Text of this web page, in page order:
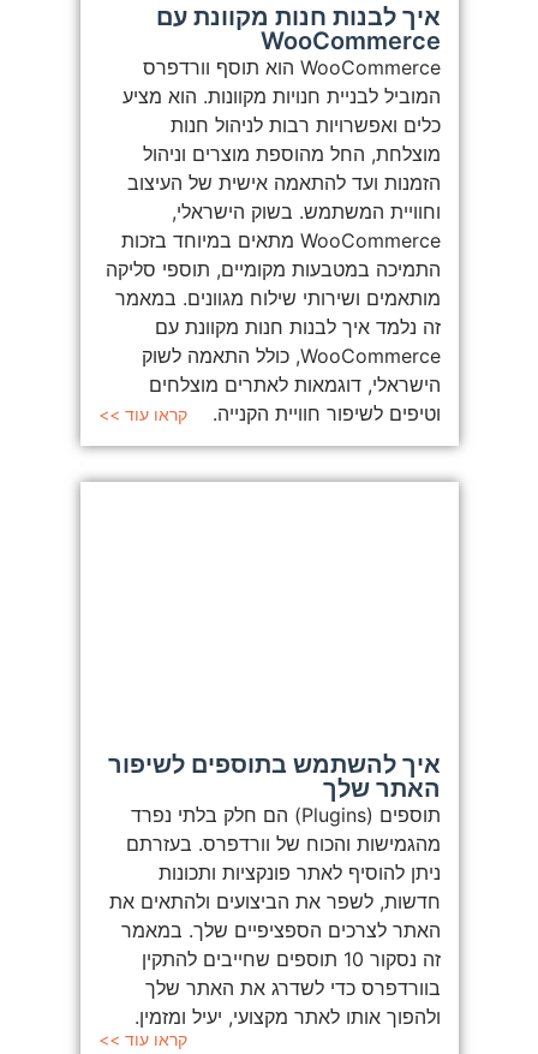
איך לבנות חנות מקוונת עם
WooCommerce
WooCommerce הוא תוסף וורדפרס
המוביל לבניית חנויות מקוונות. הוא מציע
כלים ואפשרויות רבות לניהול חנות
מוצלחת, החל מהוספת מוצרים וניהול
הזמנות ועד להתאמה אישית של העיצוב
וחוויית המשתמש. בשוק הישראלי,
WooCommerce מתאים במיוחד בזכות
התמיכה במטבעות מקומיים, תוספי סליקה
מותאמים ושירותי שילוח מגוונים. במאמר
זה נלמד איך לבנות חנות מקוונת עם
WooCommerce, כולל התאמה לשוק
הישראלי, דוגמאות לאתרים מוצלחים
וטיפים לשיפור חוויית הקנייה.
קראו עוד >>
איך להשתמש בתוספים לשיפור
האתר שלך
תוספים (Plugins) הם חלק בלתי נפרד
מהגמישות והכוח של וורדפרס. בעזרתם
ניתן להוסיף לאתר פונקציות ותכונות
חדשות, לשפר את הביצועים ולהתאים את
האתר לצרכים הספציפיים שלך. במאמר
זה נסקור 10 תוספים שחייבים להתקין
בוורדפרס כדי לשדרג את האתר שלך
ולהפוך אותו לאתר מקצועי, יעיל ומזמין.
קראו עוד >>